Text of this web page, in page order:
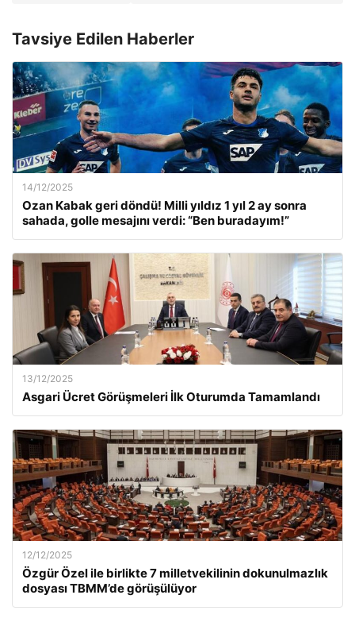
Tavsiye Edilen Haberler
14/12/2025
Ozan Kabak geri döndü! Milli yıldız 1 yıl 2 ay sonra
sahada, golle mesajını verdi: “Ben buradayım!”
13/12/2025
Asgari Ücret Görüşmeleri İlk Oturumda Tamamlandı
12/12/2025
Özgür Özel ile birlikte 7 milletvekilinin dokunulmazlık
dosyası TBMM’de görüşülüyor